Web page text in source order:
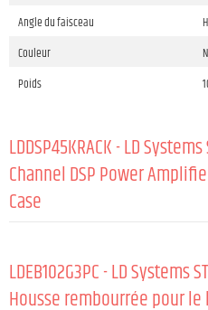
Angle du faisceau
Couleur
Poids
LDDSP45KRACK - LD Systems
Channel DSP Power
Case
Forme de construction
Poids
LDEB102G3PC - LD Systems
Housse rembourrée pour